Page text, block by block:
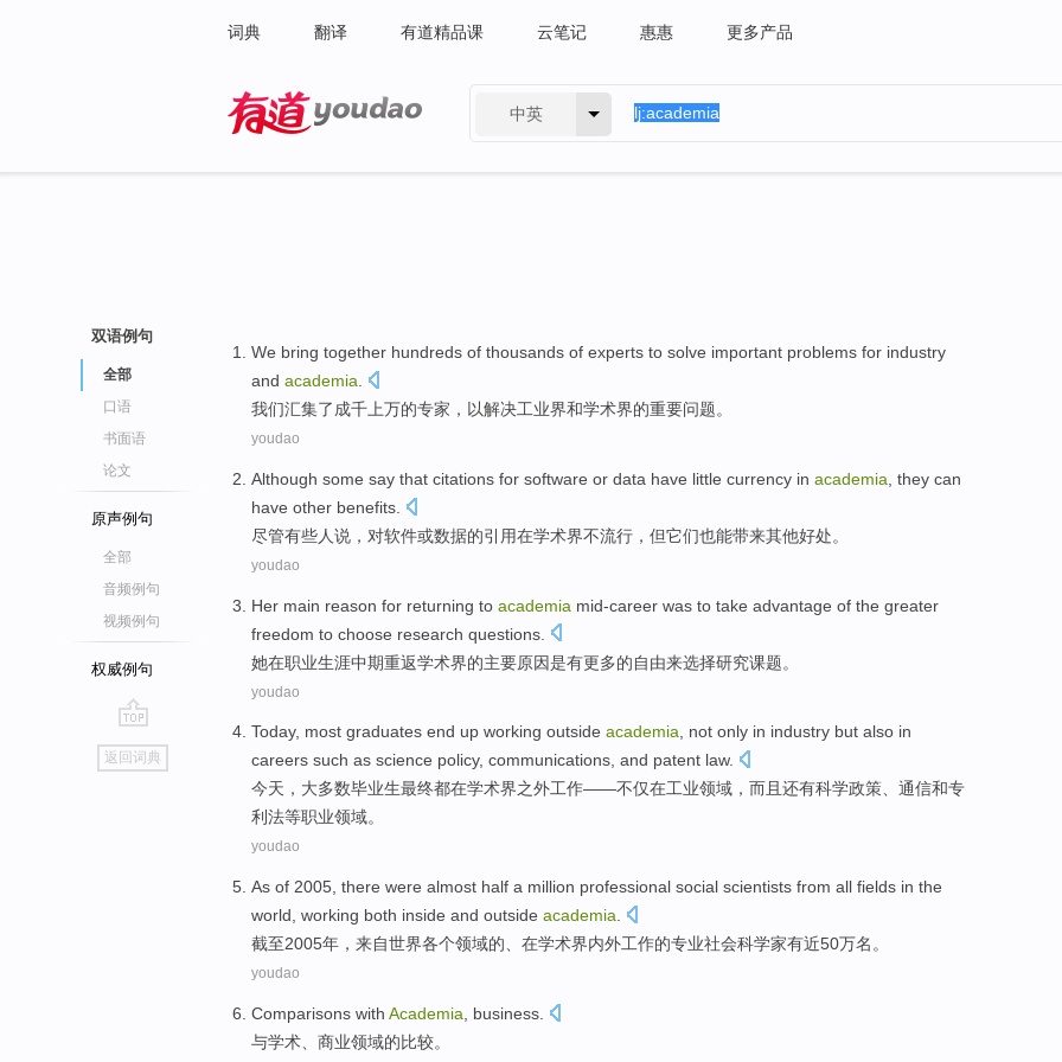
词典 翻译 有道精品课 云笔记 惠惠 更多产品
中英
双语例句
全部
口语
书面语
论文
原声例句
全部
音频例句
视频例句
权威例句
go
top
返回词典
We bring together hundreds of thousands of experts to solve important problems for industry
and academia
我们汇集了成千 上万的专家 ， 以解决工业界和学术界的重要问题。
youdao
Although some say that citations for software or data have little currency in academia they can
have other benefits
尽管有些人说 ， 对软件或数据的引用在学术界不流行 ， 但它们也能带来其他好处。
youdao
Her main reason for returning to academia mid-career was to take advantage of the greater
freedom to choose research questions
她在职业生涯中期重返学术界的主要原因是有更多的自由来选择研究课题。
youdao
Today, most graduates end up working outside academia, not only in industry but also in
careers such as science policy, communications, and patent law.
今天 ， 大多数毕业生最终都在学术界之外工作——不仅在工业领域 ， 而且 还有科学政策、 通信和专
利法等职业领域。
youdao
As of 2005, there were almost half a million professional social scientists from all fields in the
world working both inside and outside academia
截至2005年， 来自世界各个领域的 在学术界内外工作的专业社会科学家有近50万名。
youdao
Comparisons with Academia business
与学术 商业领域的比较。